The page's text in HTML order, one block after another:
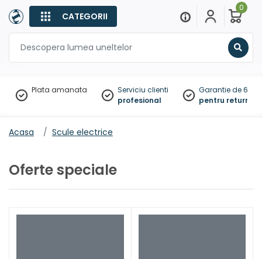
CATEGORII
0
Plata amanata
Serviciu clienti
profesional
Garantie de 60
pentru
Acasa Scule electrice
Oferte speciale